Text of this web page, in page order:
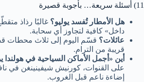
11) أسئلة سريعة… بأجوبة قصيرة
هل الأمطار تُفسد يوليو؟
داخل» كافية لتجاوز أي سحابة.
عائلات؟ قسّم اليوم إلى ثلاث محطات
قريبة من الترام.
أين «أجمل الأماكن السياحية في هولندا
على القنوات، كورنيش شيفينينغن في
إضاءة ناعم قبل الغروب.